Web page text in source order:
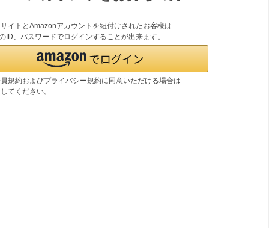
イトとAmazonアカウントを紐付けされたお客様は
ID、パスワードでログインすることが出来ます。
規約およびプライバシー規約に同意いただける場合は
てください。